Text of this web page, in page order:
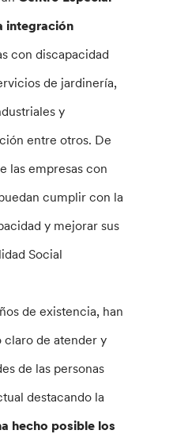
integración
con discapacidad
de jardinería,
y
entre otros. De
las empresas con
cumplir con la
y mejorar sus
Social
de existencia, han
de atender y
de las personas
destacando la
hecho posible los